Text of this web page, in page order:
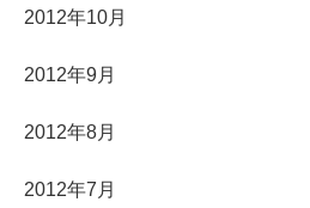
2012年10月
2012年9月
2012年8月
2012年7月